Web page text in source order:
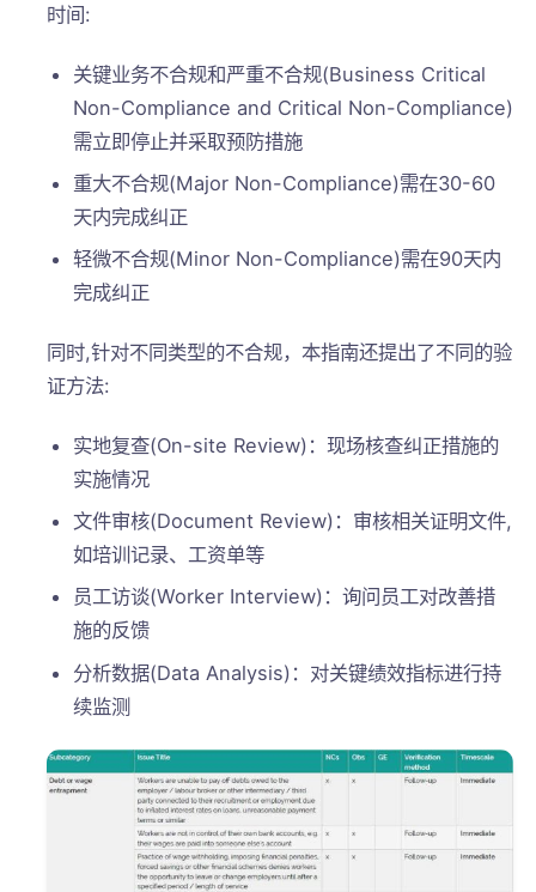
时间:
关键业务不合规和严重不合规(Business Critical
Non-Compliance and Critical Non-Compliance)
需立即停止并采取预防措施
重大不合规(Major Non-Compliance)需在30-60
天内完成纠正
轻微不合规(Minor Non-Compliance)需在90天内
完成纠正
同时,针对不同类型的不合规，本指南还提出了不同的验
证方法:
实地复查(On-site Review)：现场核查纠正措施的
实施情况
文件审核(Document Review)：审核相关证明文件,
如培训记录、工资单等
员工访谈(Worker Interview)：询问员工对改善措
施的反馈
分析数据(Data Analysis)：对关键绩效指标进行持
续监测